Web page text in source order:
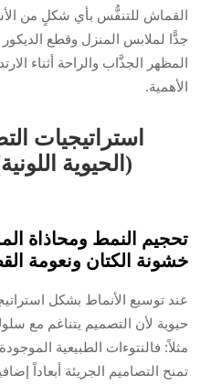
القماش للتنفُّس بأي شكلٍ من
جدًّا لملابس المنزل وقطع
المظهر الجذَّاب والراحة أثناء
الأهمية.
استراتيجيات
(الحيوية
تحجيم النمط ومحاذاة
خشونة الكتان ونعومة
عند توسيع الأنماط بشكل
حيوية لأن التصميم يتناغم مع
مثلاً: فالنتوءات الطبيعية
تمنح التصاميم الجريئة أبعاداً